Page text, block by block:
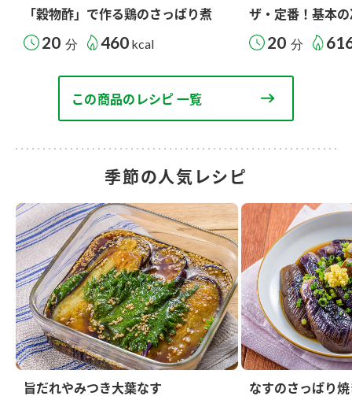
「穀物酢」で作る鶏のさっぱり煮
20 分 460 kcal
ザ・定番！基本
20 分
この商品のレシピ 一覧
季節の人気レシピ
旨だれやみつき大葉なす なすのさっぱり